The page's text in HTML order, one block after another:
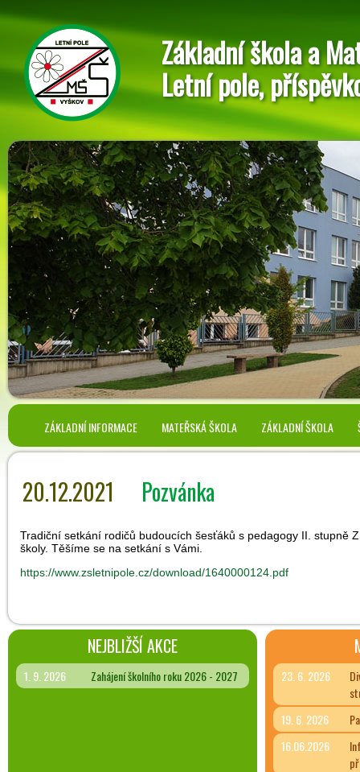
Základní škola a
Letní pole,
ZÁKLADNÍ INFORMACE MATEŘSKÁ ŠKOLA ZÁKLADNÍ ŠKOLA
20.12.2021 Pozvánka
Tradiční setkání rodičů budoucích šesťáků s pedagogy II. stupně
školy. Těšíme se na setkání s Vámi.
https://www.zsletnipole.cz/download/1640000124.pdf
NEJBLIŽŠÍ AKCE
1. 9. 2026 Zahájení školního roku 2026 - 2027 23. 6. 2026
19. 6. 2026
16.06.2026